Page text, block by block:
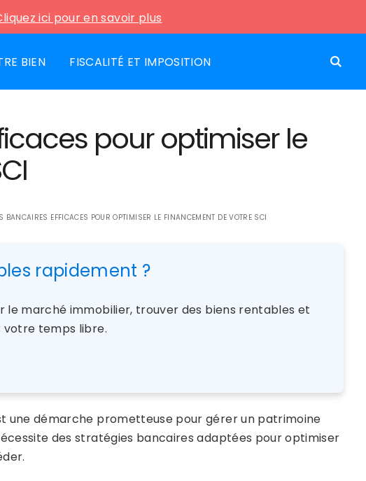
ici pour en savoir plus
BIEN FISCALITÉ ET IMPOSITION
pour optimiser le
BANCAIRES EFFICACES POUR OPTIMISER LE FINANCEMENT DE VOTRE SCI
rapidement ?
le marché immobilier, trouver des biens rentables et
temps libre.
une démarche prometteuse pour gérer un patrimoine
des stratégies bancaires adaptées pour optimiser